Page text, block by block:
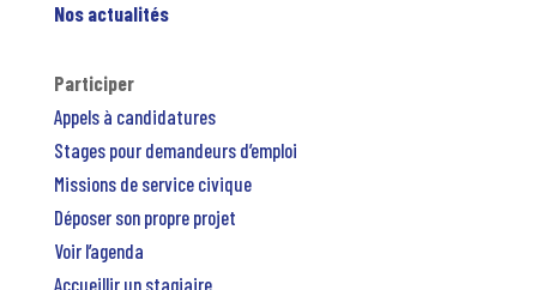
Nos actualités
Participer
Appels à candidatures
Stages pour demandeurs d’emploi
Missions de service civique
Déposer son propre projet
Voir l’agenda
Accueillir un stagiaire